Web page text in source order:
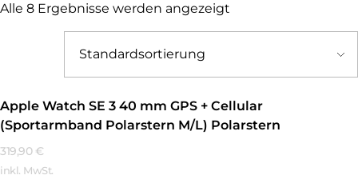
Alle 8 Ergebnisse werden angezeigt
Apple Watch SE 3 40 mm GPS + Cellular
(Sportarmband Polarstern M/L) Polarstern
319,90 €
inkl. MwSt.